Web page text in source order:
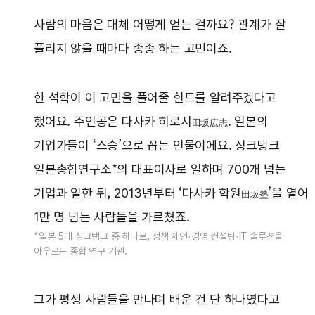
사람의 마음은 대체 어떻게 얻는 걸까요? 관계가 잘
풀리지 않을 때마다 종종 하는 고민이죠.
한 석학이 이 고민을 풀어줄 힌트를 알려주겠다고
했어요. 주인공은 다사카 히로시 田坂広志. 일본의
기업가들이 ‘스승’으로 꼽는 인물이에요. 싱크탱크
일본총합연구소*의 대표이사로 일하며 700개 넘는
기업과 일한 뒤, 2013년부터 ‘다사카 학원 田坂塾’을 열어
1만 명 넘는 사람들을 가르쳤죠.
*일본 5대 싱크탱크 중 하나로, 정책 제언·경영 컨설팅·IT 솔루션을
아우르는 종합 연구 기관.
그가 평생 사람들을 만나며 배운 건 단 하나였다고